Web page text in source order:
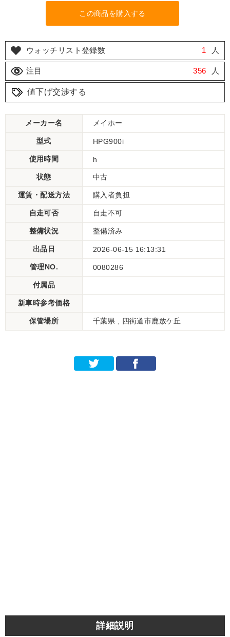
この商品を購入する
ウォッチリスト登録数 1 人
注目 356 人
値下げ交渉する
メーカー名 メイホー
型式 HPG900i
使用時間 h
状態 中古
運賃・配送方法 購入者負担
自走可否 自走不可
整備状況 整備済み
出品日 2026-06-15 16:13:31
管理NO. 0080286
付属品
新車時参考価格
保管場所 千葉県 , 四街道市鹿放ケ丘
詳細説明